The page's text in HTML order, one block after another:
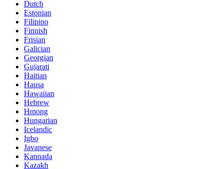
Dutch
Estonian
Filipino
Finnish
Frisian
Galician
Georgian
Gujarati
Haitian
Hausa
Hawaiian
Hebrew
Hmong
Hungarian
Icelandic
Igbo
Javanese
Kannada
Kazakh